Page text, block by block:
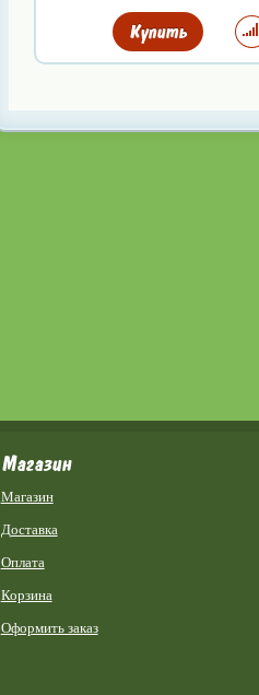
Купить
Магазин
Магазин
Доставка
Оплата
Корзина
Оформить заказ